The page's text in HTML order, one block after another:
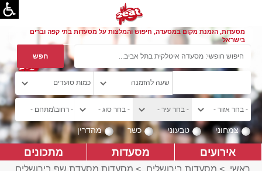
מסעדות, הזמנת מקום במסעדה, חיפוש והמלצות על מסעדות בתי קפה וברים
בישראל
צמחוני טבעוני כשר מהדרין
אירועים מסעדות מתכונים
ראשי > מסעדות בירושלים > מסעדות מסעדת שף בירושלים